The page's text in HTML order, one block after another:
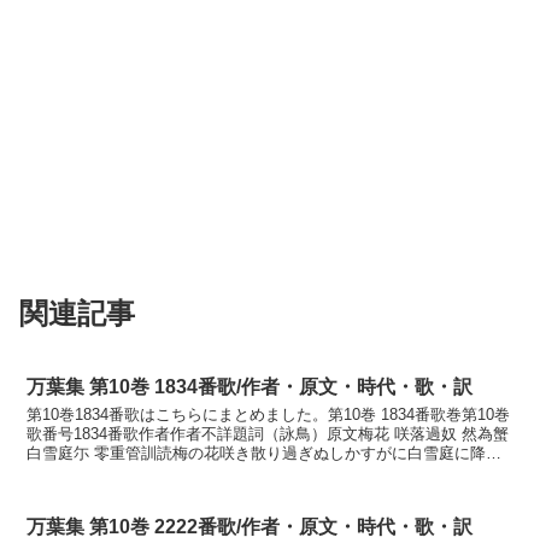
関連記事
万葉集 第10巻 1834番歌/作者・原文・時代・歌・訳
第10巻1834番歌はこちらにまとめました。第10巻 1834番歌巻第10巻
歌番号1834番歌作者作者不詳題詞（詠鳥）原文梅花 咲落過奴 然為蟹
白雪庭尓 零重管訓読梅の花咲き散り過ぎぬしかすがに白雪庭に降り
万葉集 第10巻 2222番歌/作者・原文・時代・歌・訳